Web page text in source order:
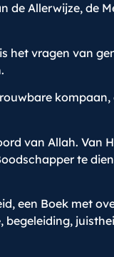
de Allerwijze, de
het vragen van
kompaan,
van Allah. Van
te
een Boek met
begeleiding,